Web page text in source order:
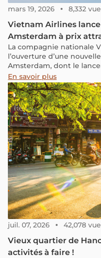
mars 19, 2026 8,332
Vietnam Airlines
Amsterdam à prix
La compagnie nationale
l’ouverture d’une
Amsterdam, dont le
En savoir plus
juil. 07, 2026 42,078
Vieux quartier de
activités à faire !